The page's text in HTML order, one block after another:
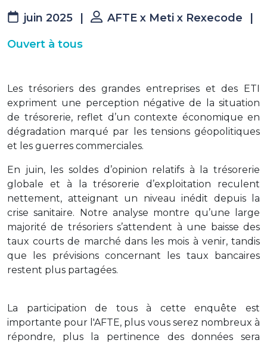
juin 2025 AFTE x Meti x Rexecode
Ouvert à tous
Les trésoriers des grandes entreprises et des ETI
expriment une perception négative de la situation
de trésorerie, reflet d’un contexte économique en
dégradation marqué par les tensions géopolitiques
et les guerres commerciales.
En juin, les soldes d’opinion relatifs à la trésorerie
globale et à la trésorerie d’exploitation reculent
nettement, atteignant un niveau inédit depuis la
crise sanitaire. Notre analyse montre qu’une large
majorité de trésoriers s’attendent à une baisse des
taux courts de marché dans les mois à venir, tandis
que les prévisions concernant les taux bancaires
restent plus partagées.
La participation de tous à cette enquête est
importante pour l'AFTE, plus vous serez nombreux à
répondre, plus la pertinence des données sera